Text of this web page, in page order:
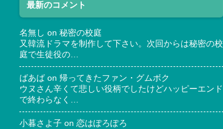
最新のコメント
名無し on 秘密の校庭
又韓流ドラマを制作して下さい。次回からは秘密の校
庭で生徒役の…
ばあば on 帰ってきたファン・グムボク
ウヌさん辛くて悲しい役柄でしたけどハッピーエンド
で終わらなく…
小暮さよ子 on 恋はぽろぽろ